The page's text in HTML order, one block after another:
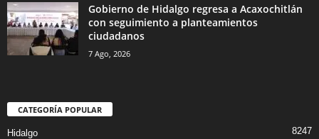
Gobierno de Hidalgo regresa a Acaxochitlán
con seguimiento a planteamientos
ciudadanos
7 Ago, 2026
CATEGORÍA POPULAR
Hidalgo 8247